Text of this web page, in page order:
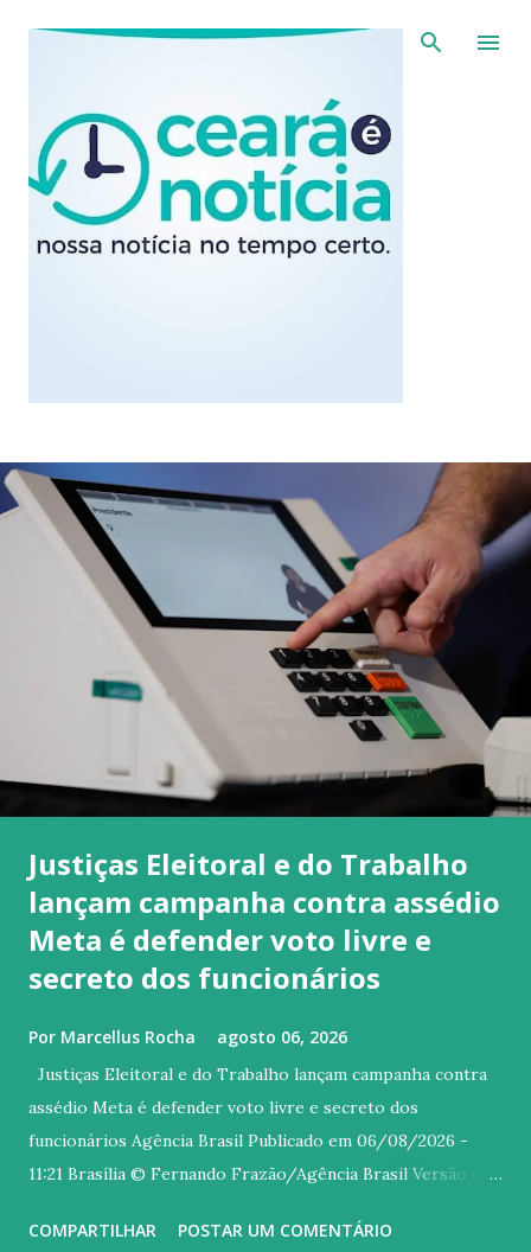
Pular para o conteúdo principal
Justiças Eleitoral e do Trabalho
lançam campanha contra assédio
Meta é defender voto livre e
secreto dos funcionários
Por Marcellus Rocha agosto 06, 2026
Justiças Eleitoral e do Trabalho lançam campanha contra
assédio Meta é defender voto livre e secreto dos
funcionários Agência Brasil Publicado em 06/08/2026 -
11:21 Brasília © Fernando Frazão/Agência Brasil Versão em
Superior do Trabalho (TST) e o Ministério Público do
COMPARTILHAR POSTAR UM COMENTÁRIO